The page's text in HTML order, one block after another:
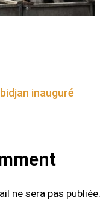
inauguré
ne sera pas publiée.